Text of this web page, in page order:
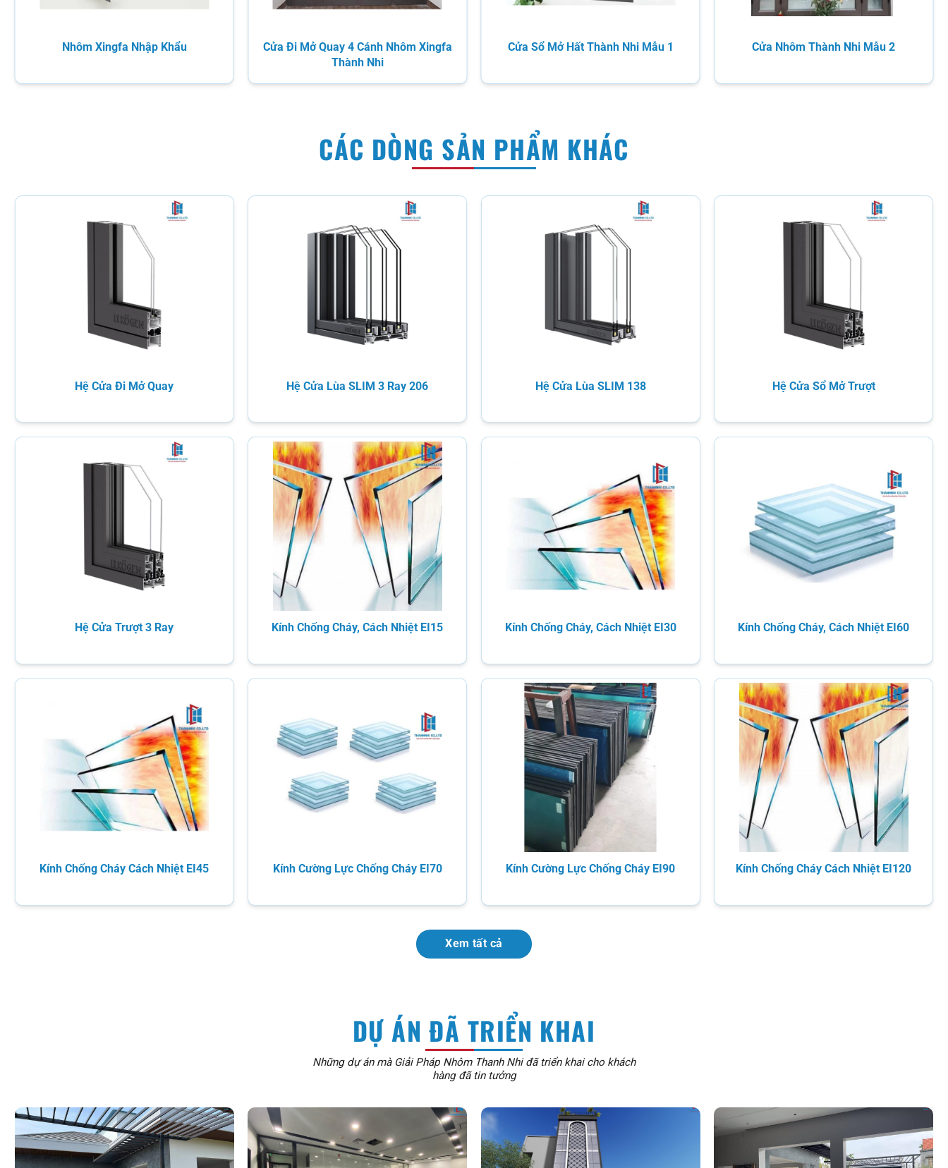
Nhôm Xingfa Nhập Khẩu
Cửa Đi Mở Quay 4 Cánh Nhôm Xingfa
Thành Nhi
Cửa Sổ Mở Hất Thành Nhi Mẫu 1 Cửa Nhôm Thành Nhi Mẫu 2
CÁC DÒNG SẢN PHẨM KHÁC
Hệ Cửa Đi Mở Quay Hệ Cửa Lùa SLIM 3 Ray 206 Hệ Cửa Lùa SLIM 138 Hệ Cửa Sổ Mở Trượt
Hệ Cửa Trượt 3 Ray Kính Chống Cháy, Cách Nhiệt EI15 Kính Chống Cháy, Cách Nhiệt EI30 Kính Chống Cháy, Cách Nhiệt EI60
Kính Chống Cháy Cách Nhiệt EI45 Kính Cường Lực Chống Cháy EI70 Kính Cường Lực Chống Cháy EI90 Kính Chống Cháy Cách Nhiệt EI120
Xem tất cả
DỰ ÁN ĐÃ TRIỂN KHAI
Những dự án mà Giải Pháp Nhôm Thanh Nhi đã triển khai cho khách
hàng đã tin tưởng